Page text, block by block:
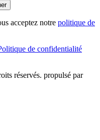
acceptez notre politique de
de confidentialité
réservés. propulsé par